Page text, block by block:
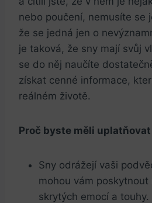
nebo poučení, nemusíte se
že se jedná ​jen o
⁣je taková, že sny mají svůj
se do‍ něj ‍naučíte
získat cenné informace,
reálném životě.
Proč byste měli
Sny odrážejí vaši
mohou vám
skrytých emocí a touhy.